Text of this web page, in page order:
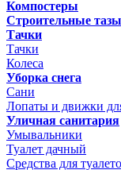
Компостеры
Строительные
Тачки
Тачки
Колеса
Уборка снега
Сани
Лопаты и движки
Уличная санитария
Умывальники
Туалет дачный
Средства для